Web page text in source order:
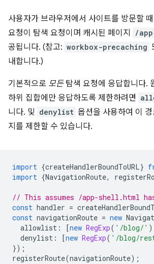
사용자가 브라우저에서 사이트를 방문할
요청이 탐색 요청이며 캐시된 페이지
/
공됩니다. (참고: workbox-precaching
내합니다.)
기본적으로 모든탐색 요청에 응답합니다.
하위 집합에만 응답하도록 제한하려면
니다. 및 denylist 옵션을 사용하여 이
지를 제한할 수 있습니다.
import {createHandlerBoundToURL}
import {NavigationRoute,
// This assumes /app-shell.html
const handler =
const navigationRoute = new
allowlist : [new RegExp( '/blog/'
denylist : [new RegExp( '/blog/
});
registerRoute(navigationRoute);